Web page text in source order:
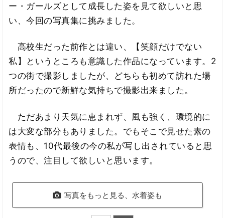
ー・ガールズとして成長した姿を見て欲しいと思
い、今回の写真集に挑みました。
高校生だった前作とは違い、【笑顔だけでない
私】というところも意識した作品になっています。2
つの街で撮影しましたが、どちらも初めて訪れた場
所だったので新鮮な気持ちで撮影出来ました。
ただあまり天気に恵まれず、風も強く、環境的に
は大変な部分もありました。でもそこで見せた素の
表情も、10代最後の今の私が写し出されていると思
うので、注目して欲しいと思います。
写真をもっと見る、水着姿も